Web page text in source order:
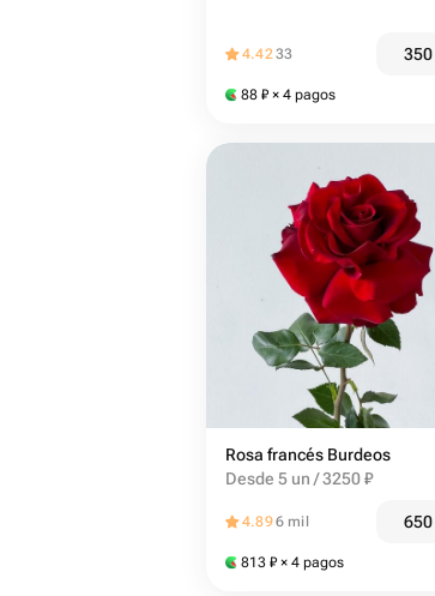
4.4233 350
88 ₽ × 4 pagos
Rosa francés Burdeos
Desde 5 un / 3250 ₽
4.896 mil 650
813 ₽ × 4 pagos